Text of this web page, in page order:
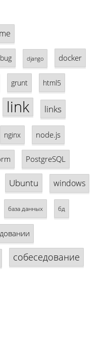
django docker
grunt html5
link links
nginx node.js
PostgreSQL
Ubuntu windows
база данных бд
собеседование